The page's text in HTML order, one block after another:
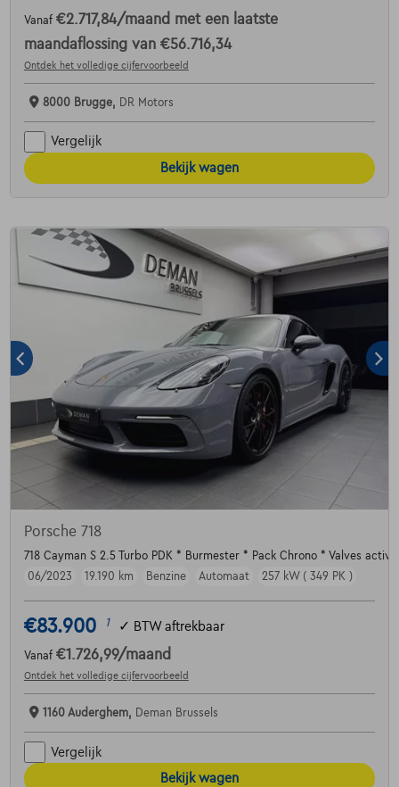
Vanaf €2.717,84/maand met een laatste
maandaflossing van €56.716,34
Ontdek het volledige cijfervoorbeeld
8000 Brugge, DR Motors
Vergelijk
Bekijk wagen
Porsche 718
718 Cayman S 2.5 Turbo PDK * Burmester * Pack Chrono * Valves
06/2023
19.190 km Benzine Automaat 257 kW ( 349 PK )
€83.900 1 ✓ BTW aftrekbaar
Vanaf €1.726,99/maand
Ontdek het volledige cijfervoorbeeld
1160 Auderghem, Deman Brussels
Vergelijk
Bekijk wagen